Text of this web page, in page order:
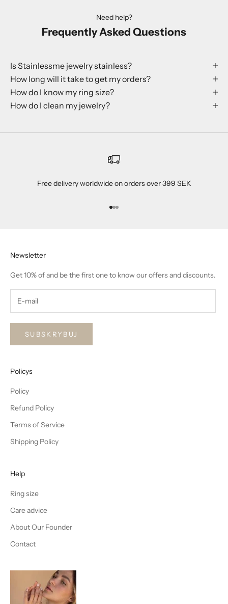
Need help?
Frequently Asked Questions
Is Stainlessme jewelry stainless?
How long will it take to get my orders?
How do I know my ring size?
How do I clean my jewelry?
Free delivery worldwide on orders over 399 SEK
Przejdź do 1
Przejdź do 2
Przejdź do 3
Newsletter
Get 10% of and be the first one to know our offers and discounts.
SUBSKRYBUJ
Policys
Policy
Refund Policy
Terms of Service
Shipping Policy
Help
Ring size
Care advice
About Our Founder
Contact